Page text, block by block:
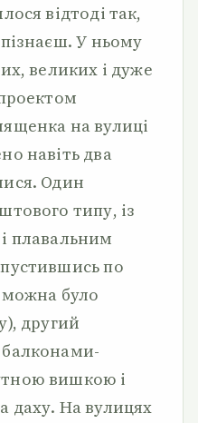
відтоді так,
У ньому
великих і дуже
на вулиці
навіть два
Один
типу, із
плавальним
по
можна було
другий
вишкою і
даху. На вулицях